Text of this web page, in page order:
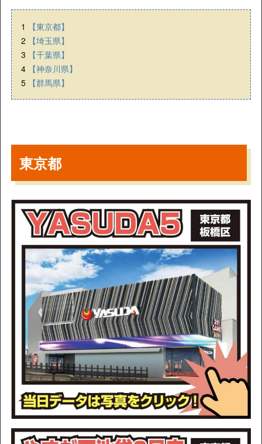
1
【東京都】
2
【埼玉県】
3
【千葉県】
4 【神奈川県】
5 【群馬県】
東京都